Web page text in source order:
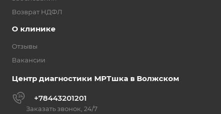
Возврат НДФЛ
О клинике
Отзывы
Вакансии
Центр диагностики МРТшка в Волжском
+78443201201
Заказать звонок, 24/7